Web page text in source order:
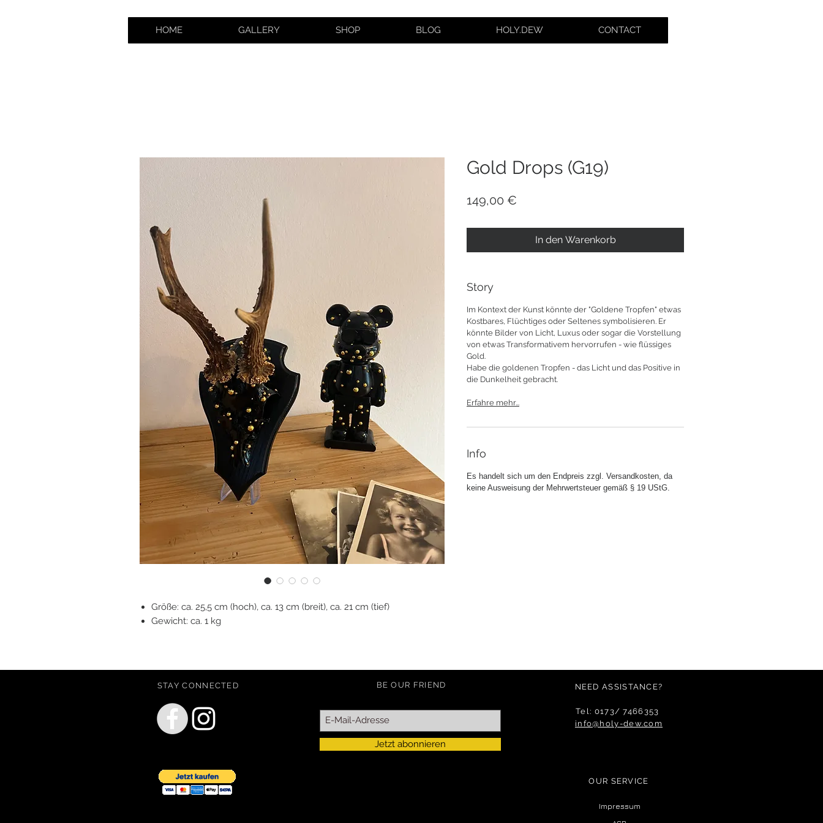
HOME GALLERY SHOP BLOG HOLY.DEW CONTACT
Größe: ca. 25,5 cm (hoch), ca. 13 cm (breit), ca. 21 cm (tief)
Gewicht: ca. 1 kg
Gold Drops (G19)
149,00 €
In den Warenkorb
Story
Im Kontext der Kunst könnte der "Goldene Tropfen" etwas
Kostbares, Flüchtiges oder Seltenes symbolisieren. Er
könnte Bilder von Licht, Luxus oder sogar die Vorstellung
von etwas Transformativem hervorrufen - wie flüssiges
Gold.
Habe die goldenen Tropfen - das Licht und das Positive in
die Dunkelheit gebracht.
Erfahre mehr...
Info
Es handelt sich um den Endpreis zzgl. Versandkosten, da
keine Ausweisung der Mehrwertsteuer gemäß § 19 UStG.
STAY CONNECTED BE OUR FRIEND
Jetzt abonnieren
NEED ASSISTANCE?
Tel: 0173/ 7466353
info@holy-dew.com
OUR SERVICE
Impressum